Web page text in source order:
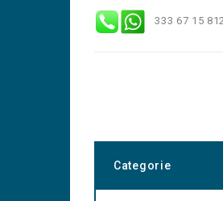
333 67 15
Categorie